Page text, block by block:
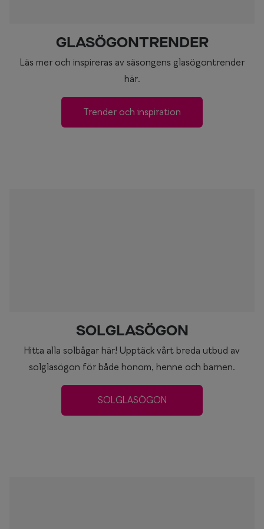
GLASÖGONTRENDER
Läs mer och inspireras av säsongens glasögontrender
här.
Trender och inspiration
SOLGLASÖGON
Hitta alla solbågar här! Upptäck vårt breda utbud av
solglasögon för både honom, henne och barnen.
SOLGLASÖGON